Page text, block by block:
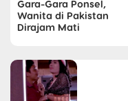
Gara-Gara Ponsel,
Wanita di Pakistan
Dirajam Mati